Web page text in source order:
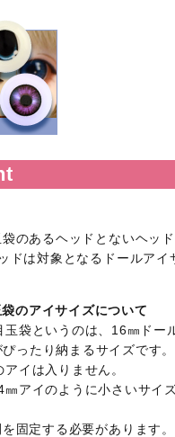
のあるヘッドとないヘッ
ドは対象となるドールアイ
袋のアイサイズについて
玉袋というのは、16㎜ドー
ぴったり納まるサイズです。
アイは入りません。
㎜アイのように小さいサイ
固定する必要があります